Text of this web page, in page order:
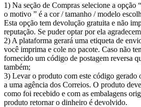
1) Na seção de Compras selecione a opção
o motivo ” é a cor / tamanho / modelo
Esta opção tem devolução gratuita e não
reputação. Se puder optar por ela
2) A plataforma gerará uma etiqueta de
você imprima e cole no pacote. Caso não
fornecido um código de postagem reversa
também;
3) Levar o produto com este código gerado
a uma agência dos Correios. O produto
como foi recebido e com as embalagens
produto retornar o dinheiro é devolvido.